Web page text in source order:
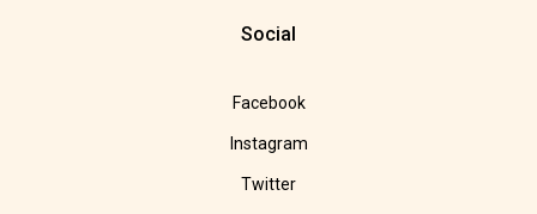
Social
Facebook
Instagram
Twitter